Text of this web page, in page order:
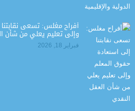
أفراح مغلس: تسعى
وإلى تعليم يعلي من شأن
فبراير 18, 2026